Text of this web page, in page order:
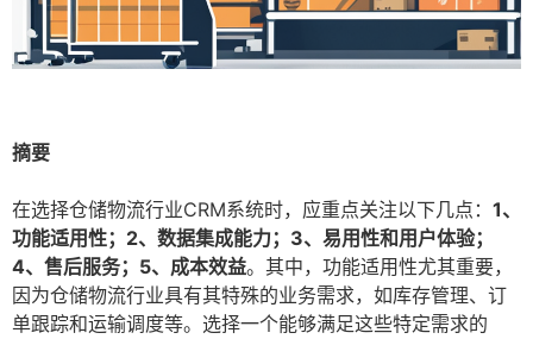
摘要
在选择仓储物流行业CRM系统时，应重点关注以下几点： 1、
功能适用性；2、数据集成能力；3、易用性和用户体验；
4、售后服务；5、成本效益。其中，功能适用性尤其重要，
因为仓储物流行业具有其特殊的业务需求，如库存管理、订
单跟踪和运输调度等。选择一个能够满足这些特定需求的